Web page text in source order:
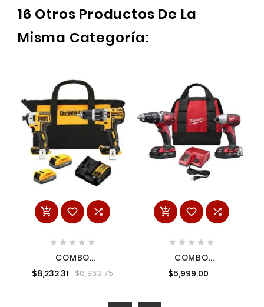
16 Otros Productos De La
Misma Categoría:
  
    
COMBO
LLAVE DE IMPACTO 20
$8,232.31 $8,963.75
  
    
COMBO
ATORNILLADOR 18 V +
$5,999.00